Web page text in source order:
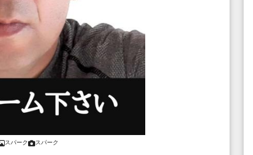
スパーク スパーク